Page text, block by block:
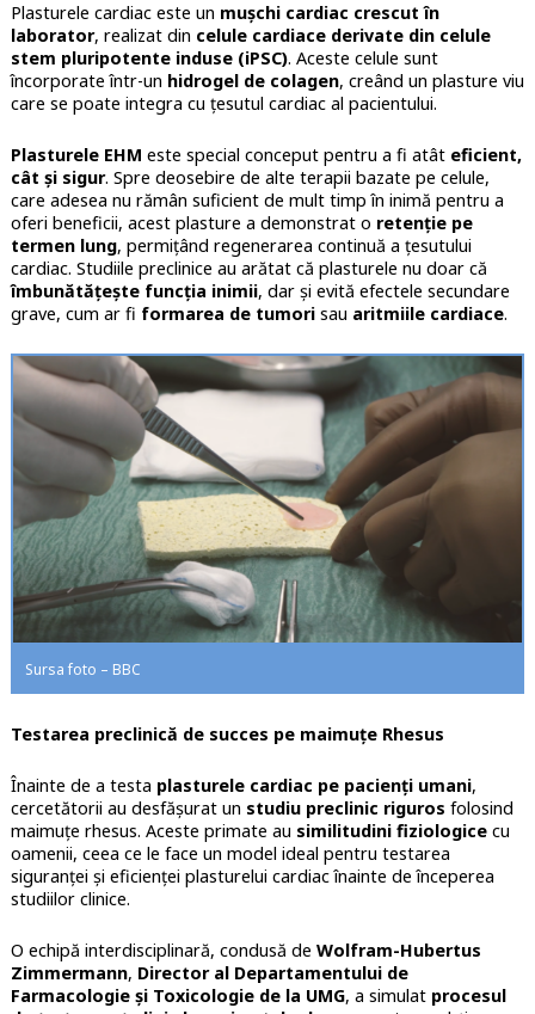
Plasturele cardiac este un mușchi cardiac crescut în
laborator, realizat din celule cardiace derivate din celule
stem pluripotente induse (iPSC). Aceste celule sunt
încorporate într-un hidrogel de colagen, creând un plasture viu
care se poate integra cu țesutul cardiac al pacientului.
Plasturele EHM este special conceput pentru a fi atât eficient,
cât și sigur. Spre deosebire de alte terapii bazate pe celule,
care adesea nu rămân suficient de mult timp în inimă pentru a
oferi beneficii, acest plasture a demonstrat o retenție pe
termen lung, permițând regenerarea continuă a țesutului
cardiac. Studiile preclinice au arătat că plasturele nu doar că
îmbunătățește funcția inimii, dar și evită efectele secundare
grave, cum ar fi formarea de tumorisau aritmiile cardiace.
Sursa foto – BBC
Testarea preclinică de succes pe maimuțe Rhesus
Înainte de a testa plasturele cardiac pe pacienți umani,
cercetătorii au desfășurat un studiu preclinic riguros folosind
maimuțe rhesus. Aceste primate au similitudini fiziologicecu
oamenii, ceea ce le face un model ideal pentru testarea
siguranței și eficienței plasturelui cardiac înainte de începerea
studiilor clinice.
O echipă interdisciplinară, condusă de Wolfram-Hubertus
Zimmermann, Director al Departamentului de
Farmacologie și Toxicologie de la UMG, a simulat procesul